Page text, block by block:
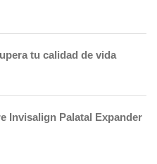
tu calidad de vida
Invisalign Palatal Expander